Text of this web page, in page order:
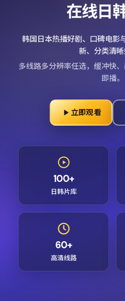
在线日
韩国日本热播好剧、口碑电影
新、分类清晰
多线路多分辨率任选，缓冲快
即播。
立即观看
100+
日韩片库
60+
高清线路